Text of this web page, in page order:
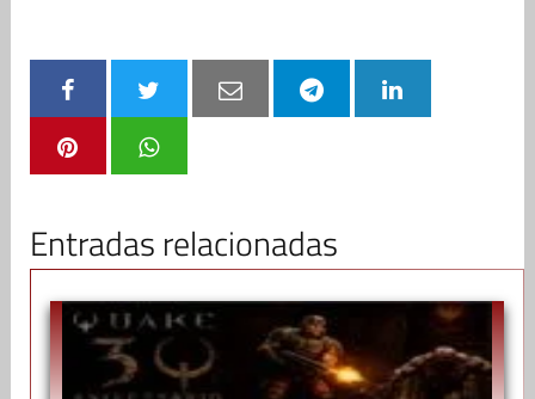
Entradas relacionadas